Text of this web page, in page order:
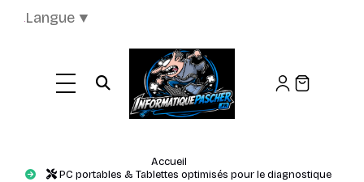
Ouvrir la recherche
Accueil
PC portables & Tablettes optimisés pour le diagnostique
Langue ▼